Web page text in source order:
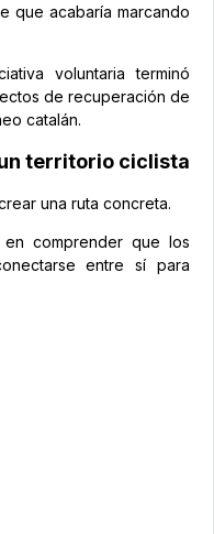
que acabaría marcando
voluntaria terminó
de recuperación de
catalán.
territorio ciclista
una ruta concreta.
en comprender que los
entre sí para